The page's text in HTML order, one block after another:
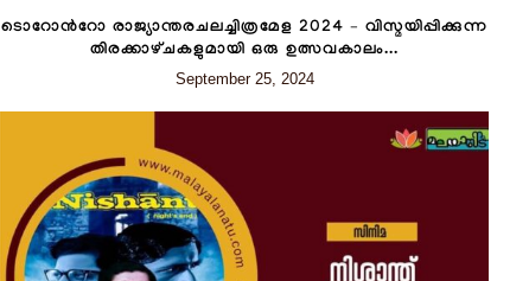
ടൊറോന്‍റോ രാജ്യാന്തരചലച്ചിത്രമേള 2024 – വിസ്മയിപ്പിക്കുന്ന
തിരക്കാഴ്‌ചകളുമായി ഒരു ഉത്സവകാലം...
September 25, 2024